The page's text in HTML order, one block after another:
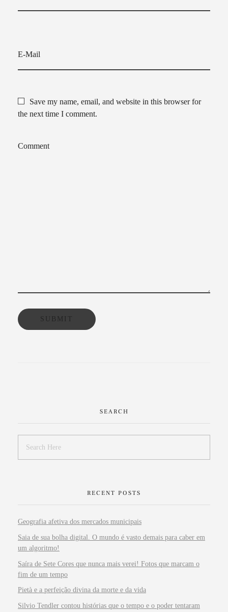
E-Mail
Save my name, email, and website in this browser for
the next time I comment.
Comment
SEARCH
RECENT POSTS
Geografia afetiva dos mercados municipais
Saia de sua bolha digital. O mundo é vasto demais para caber em
um algoritmo!
Saíra de Sete Cores que nunca mais verei! Fotos que marcam o
fim de um tempo
Pietà e a perfeição divina da morte e da vida
Silvio Tendler contou histórias que o tempo e o poder tentaram